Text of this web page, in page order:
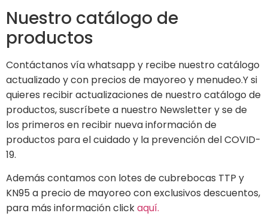
Nuestro catálogo de
productos
Contáctanos vía whatsapp y recibe nuestro catálogo
actualizado y con precios de mayoreo y menudeo.Y si
quieres recibir actualizaciones de nuestro catálogo de
productos, suscríbete a nuestro Newsletter y se de
los primeros en recibir nueva información de
productos para el cuidado y la prevención del COVID-
19.
Además contamos con lotes de cubrebocas TTP y
KN95 a precio de mayoreo con exclusivos descuentos,
para más información clickaquí.